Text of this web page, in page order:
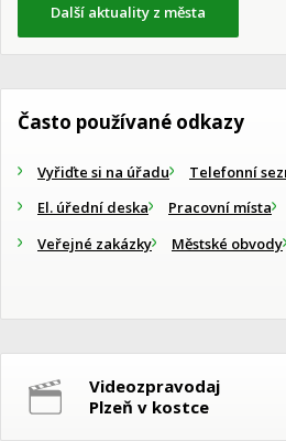
Další aktuality z města
Často používané odkazy
Vyřiďte si na úřadu
Telefonní
El. úřední deska
Pracovní místa
Veřejné zakázky
Městské obvody
Videozpravodaj
Plzeň v kostce